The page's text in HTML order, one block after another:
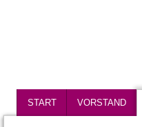
START VORSTAND